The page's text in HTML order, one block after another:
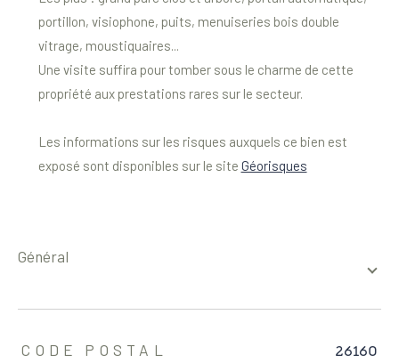
portillon, visiophone, puits, menuiseries bois double
vitrage, moustiquaires...
Une visite suffira pour tomber sous le charme de cette
propriété aux prestations rares sur le secteur.
Les informations sur les risques auxquels ce bien est
exposé sont disponibles sur le site Géorisques
général
TRAD_ZEPHYR_Caracteristique TRAD_ZEPHYR_Valeurs
CODE POSTAL 26160